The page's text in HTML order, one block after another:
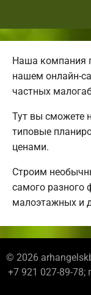
Наша компания
нашем онлайн-
частных
Тут вы сможете
типовые
ценами.
Строим
самого разного
малоэтажных и
© 2026
+7 921 027-89-78;